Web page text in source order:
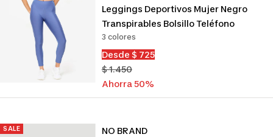
Leggings Deportivos Mujer Negro
Transpirables Bolsillo Teléfono
3 colores
Precio
de
venta
Desde $ 725
Precio
normal
$ 1.450
Ahorra 50%
SALE
NO BRAND